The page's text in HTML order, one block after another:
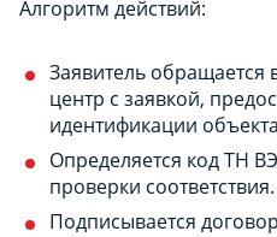
Алгоритм действий:
Заявитель
центр с заявкой,
идентификации
Определяется код ТН
проверки соответствия.
Подписывается